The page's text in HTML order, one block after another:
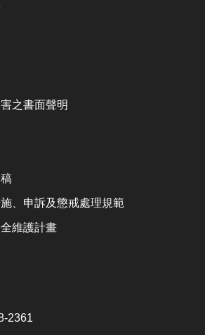
之書面聲明
、申訴及懲戒處理規範
維護計畫
2361